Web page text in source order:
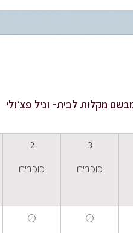
מקלות לבית- וניל פצ'ולי
3
כוכבים
2
כוכבים